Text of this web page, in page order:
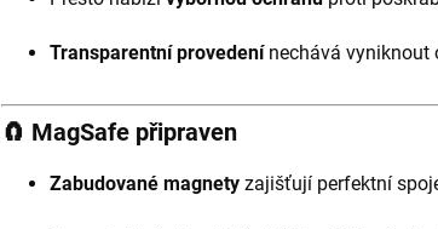
Transparentní provedenínechává vyniknout
🧲 MagSafe připraven
Zabudované magnety zajišťují perfektní